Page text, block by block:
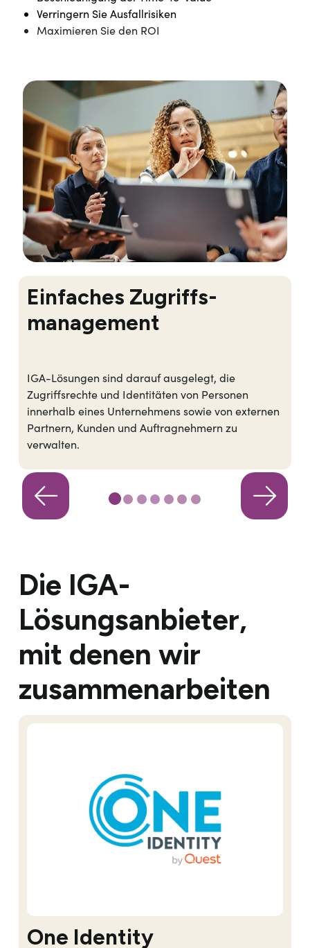
Verringern Sie Ausfallrisiken
Maximieren Sie den ROI
Einfaches Zugriffs-
management
IGA-Lösungen sind darauf ausgelegt, die
Zugriffsrechte und Identitäten von Personen
innerhalb eines Unternehmens sowie von externen
Partnern, Kunden und Auftragnehmern zu
verwalten.
Die IGA-
Lösungsanbieter,
mit denen wir
zusammenarbeiten
One Identity